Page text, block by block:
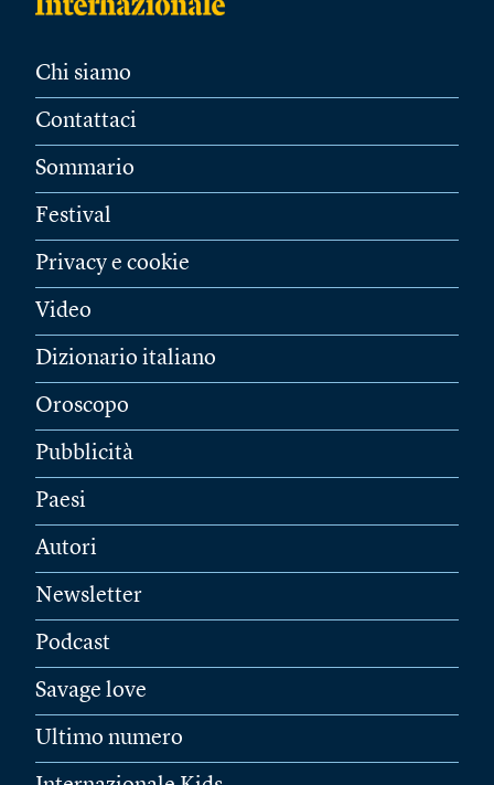
Chi siamo
Contattaci
Sommario
Festival
Privacy e cookie
Video
Dizionario italiano
Oroscopo
Pubblicità
Paesi
Autori
Newsletter
Podcast
Savage love
Ultimo numero